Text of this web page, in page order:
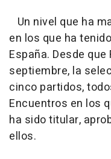
Un nivel que ha
en los que ha
España. Desde
septiembre, la
cinco partidos,
Encuentros en los
ha sido titular,
ellos.